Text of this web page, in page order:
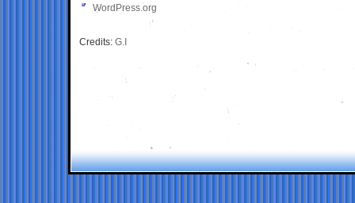
WordPress.org
Credits: G.I